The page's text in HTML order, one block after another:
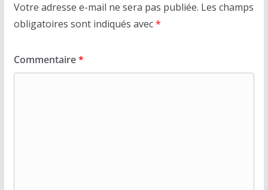
Votre adresse e-mail ne sera pas publiée. Les champs
obligatoires sont indiqués avec*
Commentaire*